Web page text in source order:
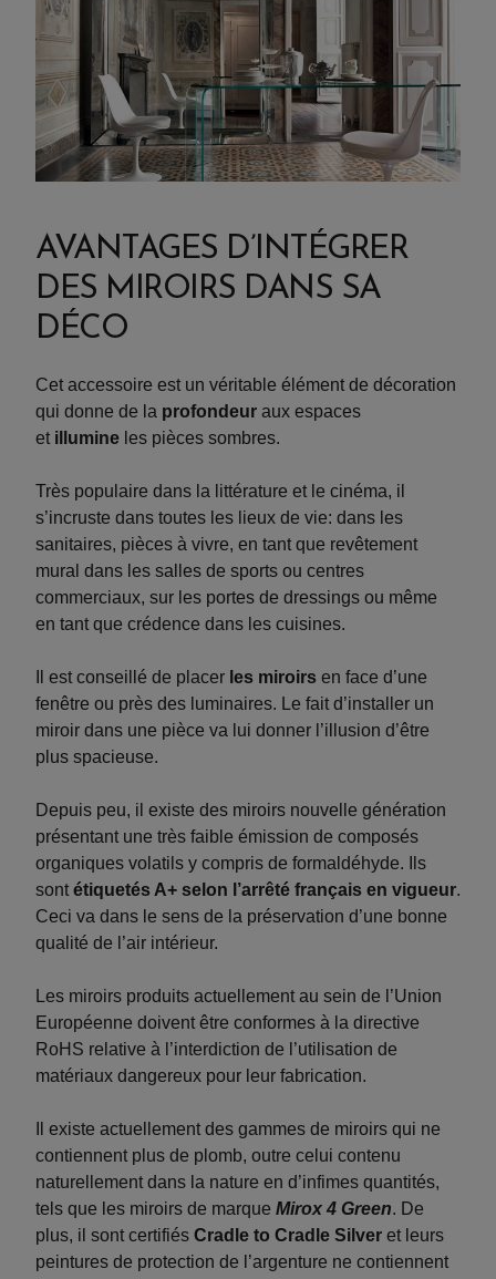
AVANTAGES D’INTÉGRER
DES MIROIRS DANS SA
DÉCO
Cet accessoire est un véritable élément de décoration
qui donne de la profondeur aux espaces
et illumine les pièces sombres.
Très populaire dans la littérature et le cinéma, il
s’incruste dans toutes les lieux de vie: dans les
sanitaires, pièces à vivre, en tant que revêtement
mural dans les salles de sports ou centres
commerciaux, sur les portes de dressings ou même
en tant que crédence dans les cuisines.
Il est conseillé de placer les miroirs en face d’une
fenêtre ou près des luminaires. Le fait d’installer un
miroir dans une pièce va lui donner l’illusion d’être
plus spacieuse.
Depuis peu, il existe des miroirs nouvelle génération
présentant une très faible émission de composés
organiques volatils y compris de formaldéhyde. Ils
sont étiquetés A+ selon l’arrêté français en vigueur.
Ceci va dans le sens de la préservation d’une bonne
qualité de l’air intérieur.
Les miroirs produits actuellement au sein de l’Union
Européenne doivent être conformes à la directive
RoHS relative à l’interdiction de l’utilisation de
matériaux dangereux pour leur fabrication.
Il existe actuellement des gammes de miroirs qui ne
contiennent plus de plomb, outre celui contenu
naturellement dans la nature en d’infimes quantités,
tels que les miroirs de marque Mirox 4 Green. De
plus, il sont certifiés Cradle to Cradle Silver et leurs
peintures de protection de l’argenture ne contiennent